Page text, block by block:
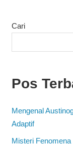
Cari
Pos
Mengenal
Adaptif
Misteri